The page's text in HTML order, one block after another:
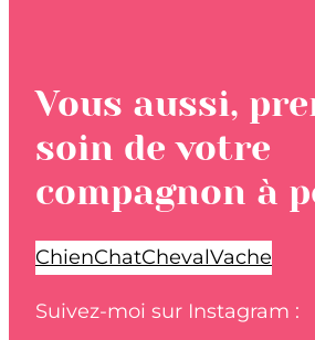
Vous aussi,
soin de votre
compagnon à
ChienChatChevalVache
Suivez-moi sur Instagram :